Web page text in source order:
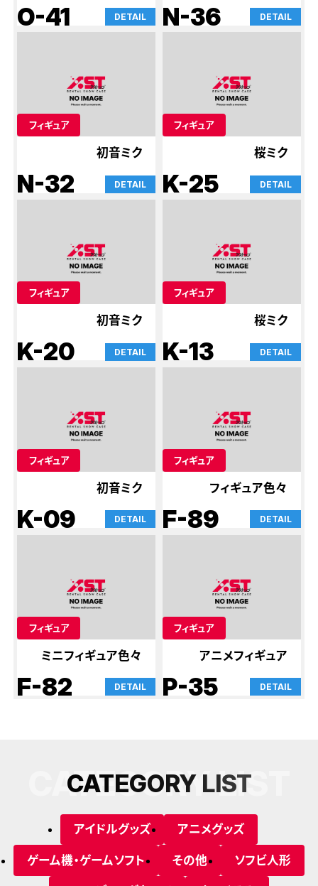
O-41 DETAIL N-36 DETAIL
フィギュア
初音ミク
N-32 DETAIL
フィギュア
桜ミク
K-25 DETAIL
フィギュア
初音ミク
K-20 DETAIL
フィギュア
桜ミク
K-13 DETAIL
フィギュア
初音ミク
K-09 DETAIL
フィギュア
フィギュア色々
F-89 DETAIL
フィギュア
ミニフィギュア色々
F-82 DETAIL
フィギュア
アニメフィギュア
P-35 DETAIL
CATEGORY LIST
CATEGORY LIST
アイドルグッズ アニメグッズ
ゲーム機・ゲームソフト その他 ソフビ人形